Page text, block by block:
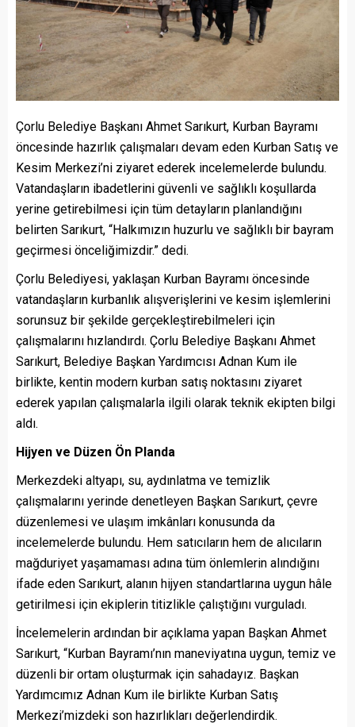
Çorlu Belediye Başkanı Ahmet Sarıkurt, Kurban Bayramı
öncesinde hazırlık çalışmaları devam eden Kurban Satış ve
Kesim Merkezi’ni ziyaret ederek incelemelerde bulundu.
Vatandaşların ibadetlerini güvenli ve sağlıklı koşullarda
yerine getirebilmesi için tüm detayların planlandığını
belirten Sarıkurt, “Halkımızın huzurlu ve sağlıklı bir bayram
geçirmesi önceliğimizdir.” dedi.
Çorlu Belediyesi, yaklaşan Kurban Bayramı öncesinde
vatandaşların kurbanlık alışverişlerini ve kesim işlemlerini
sorunsuz bir şekilde gerçekleştirebilmeleri için
çalışmalarını hızlandırdı. Çorlu Belediye Başkanı Ahmet
Sarıkurt, Belediye Başkan Yardımcısı Adnan Kum ile
birlikte, kentin modern kurban satış noktasını ziyaret
ederek yapılan çalışmalarla ilgili olarak teknik ekipten bilgi
aldı.
Hijyen ve Düzen Ön Planda
Merkezdeki altyapı, su, aydınlatma ve temizlik
çalışmalarını yerinde denetleyen Başkan Sarıkurt, çevre
düzenlemesi ve ulaşım imkânları konusunda da
incelemelerde bulundu. Hem satıcıların hem de alıcıların
mağduriyet yaşamaması adına tüm önlemlerin alındığını
ifade eden Sarıkurt, alanın hijyen standartlarına uygun hâle
getirilmesi için ekiplerin titizlikle çalıştığını vurguladı.
İncelemelerin ardından bir açıklama yapan Başkan Ahmet
Sarıkurt, “Kurban Bayramı’nın maneviyatına uygun, temiz ve
düzenli bir ortam oluşturmak için sahadayız. Başkan
Yardımcımız Adnan Kum ile birlikte Kurban Satış
Merkezi’mizdeki son hazırlıkları değerlendirdik.